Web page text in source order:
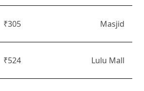
Masjid
₹305
Lulu Mall
₹524